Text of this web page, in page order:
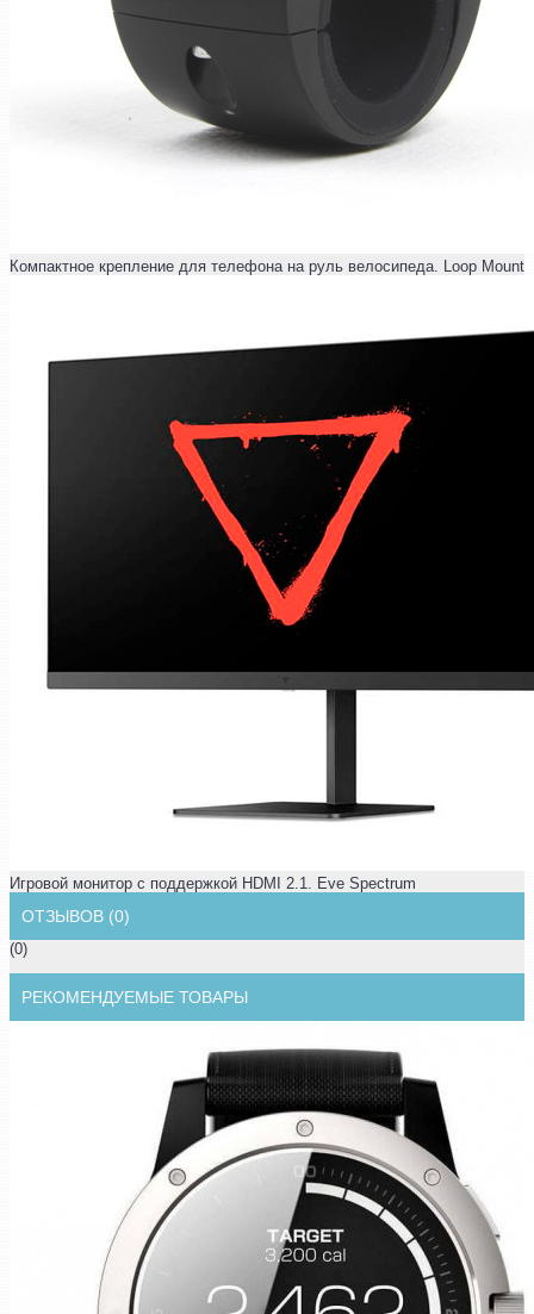
Компактное крепление для телефона на руль велосипеда. Loop Mount
Игровой монитор с поддержкой HDMI 2.1. Eve Spectrum
ОТЗЫВОВ (0)
(0)
РЕКОМЕНДУЕМЫЕ ТОВАРЫ